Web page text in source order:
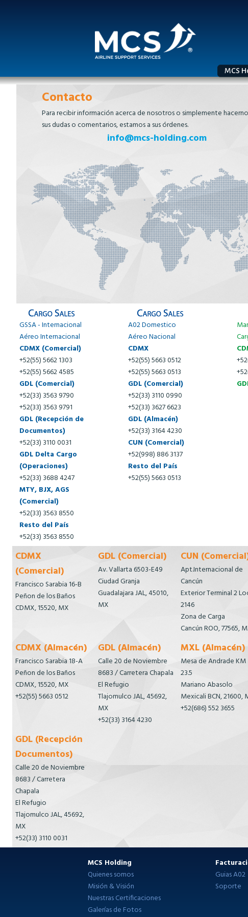
MCS
Contacto
Para recibir información acerca de nosotros o simplemente
sus dudas o comentarios, estamos a sus órdenes.
info@mcs-holding.com
GSSA - Internacional
Aéreo Internacional
CDMX (Comercial)
+52(55) 5662 1303
+52(55) 5662 4585
GDL (Comercial)
+52(33) 3563 9790
+52(33) 3563 9791
GDL (Recepción de
Documentos)
+52(33) 3110 0031
GDL Delta Cargo
(Operaciones)
+52(33) 3688 4247
MTY, BJX, AGS
(Comercial)
+52(33) 3563 8550
Resto del País
+52(33) 3563 8550
A02 Domestico
Aéreo Nacional
CDMX
+52(55) 5663 0512
+52(55) 5663 0513
GDL (Comercial)
+52(33) 3110 0990
+52(33) 3627 6623
GDL (Almacén)
+52(33) 3164 4230
CUN (Comercial)
+52(998) 886 3137
Resto del País
+52(55) 5663 0513
CDMX
(Comercial)
Francisco Sarabia 16-B
Peñon de los Baños
CDMX, 15520, MX
GDL (Comercial)
Av. Vallarta 6503-E49
Ciudad Granja
Guadalajara JAL, 45010,
MX
CUN
Apt.Internacional de
Cancún
Exterior Terminal 2
2146
Zona de Carga
Cancún ROO, 77565,
CDMX (Almacén)
Francisco Sarabia 18-A
Peñon de los Baños
CDMX, 15520, MX
+52(55) 5663 0512
GDL (Almacén)
Calle 20 de Noviembre
8683 / Carretera Chapala
El Refugio
Tlajomulco JAL, 45692,
MX
+52(33) 3164 4230
MXL (Almacén)
Mesa de Andrade KM
23.5
Mariano Abasolo
Mexicali BCN, 21600,
+52(686) 552 3655
GDL (Recepción
Documentos)
Calle 20 de Noviembre
8683 / Carretera
Chapala
El Refugio
Tlajomulco JAL, 45692,
MX
+52(33) 3110 0031
MCS Holding
Quienes somos
Misión & Visión
Nuestras Certificaciones
Galerías de Fotos
Guias A02
Soporte